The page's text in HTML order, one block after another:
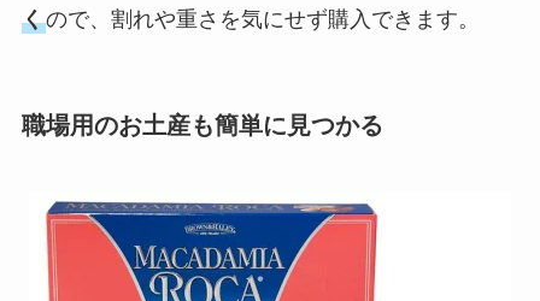
くので、割れや重さを気にせず購入できます。
職場用のお土産も簡単に見つかる